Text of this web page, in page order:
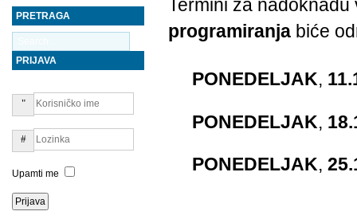
Termini za
programiranja biće
PONEDELJAK,
PONEDELJAK,
PONEDELJAK,
PRETRAGA
PRIJAVA
Upamti me